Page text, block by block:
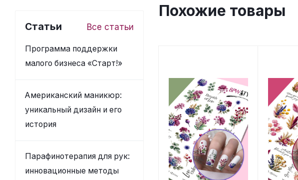
Похожие товары
Статьи Все статьи
Программа поддержки
малого бизнеса «Старт!»
Американский маникюр:
уникальный дизайн и его
история
Парафинотерапия для рук:
инновационные методы